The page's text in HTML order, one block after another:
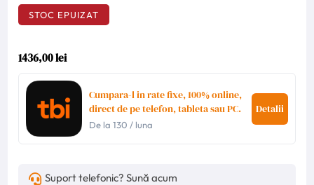
STOC EPUIZAT
1436,00 lei
Cumpara-l in rate fixe, 100% online,
direct de pe telefon, tableta sau PC.
De la130 / luna
Detalii
Suport telefonic? Sună acum